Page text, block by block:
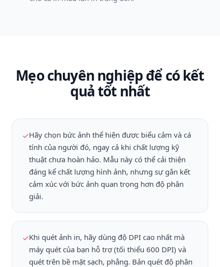
Mẹo chuyên nghiệp để có kết
quả tốt nhất
✓Hãy chọn bức ảnh thể hiện được biểu cảm và cá
tính của người đó, ngay cả khi chất lượng kỹ
thuật chưa hoàn hảo. Mẫu này có thể cải thiện
đáng kể chất lượng hình ảnh, nhưng sự gắn kết
cảm xúc với bức ảnh quan trọng hơn độ phân
giải.
✓Khi quét ảnh in, hãy dùng độ DPI cao nhất mà
máy quét của bạn hỗ trợ (tối thiểu 600 DPI) và
quét trên bề mặt sạch, phẳng. Bản quét độ phân